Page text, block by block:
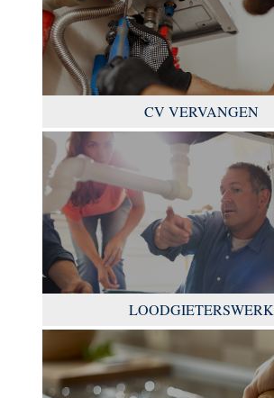
CV VERVANGEN
LOODGIETERSWERK